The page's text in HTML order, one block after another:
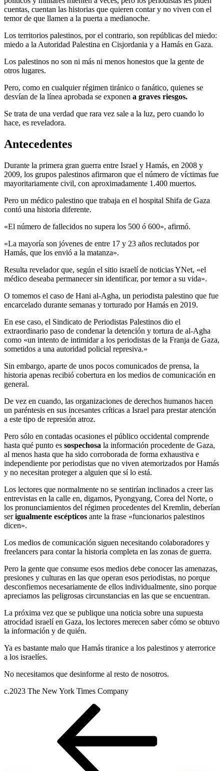
cuentas, cuentan las historias que quieren contar y no viven con el
temor de que llamen a la puerta a medianoche.
Los territorios palestinos, por el contrario, son repúblicas del miedo:
miedo a la Autoridad Palestina en Cisjordania y a Hamás en Gaza.
Los palestinos no son ni más ni menos honestos que la gente de
otros lugares.
Pero, como en cualquier régimen tiránico o fanático, quienes se
desvían de la línea aprobada se exponen a graves riesgos.
Se trata de una verdad que rara vez sale a la luz, pero cuando lo
hace, es reveladora.
Antecedentes
Durante la primera gran guerra entre Israel y Hamás, en 2008 y
2009, los grupos palestinos afirmaron que el número de víctimas fue
mayoritariamente civil, con aproximadamente 1.400 muertos.
Pero un médico palestino que trabaja en el hospital Shifa de Gaza
contó una historia diferente.
«El número de fallecidos no supera los 500 ó 600», afirmó.
«La mayoría son jóvenes de entre 17 y 23 años reclutados por
Hamás, que los envió a la matanza».
Resulta revelador que, según el sitio israelí de noticias YNet, «el
médico deseaba permanecer sin identificar, por temor a su vida».
O tomemos el caso de Hani al-Agha, un periodista palestino que fue
encarcelado durante semanas y torturado por Hamás en 2019.
En ese caso, el Sindicato de Periodistas Palestinos dio el
extraordinario paso de condenar la detención y tortura de al-Agha
como «un intento de intimidar a los periodistas de la Franja de Gaza,
sometidos a una autoridad policial represiva.»
Sin embargo, aparte de unos pocos comunicados de prensa, la
historia apenas recibió cobertura en los medios de comunicación en
general.
De vez en cuando, las organizaciones de derechos humanos hacen
un paréntesis en sus incesantes críticas a Israel para prestar atención
a este tipo de represión atroz.
Pero sólo en contadas ocasiones el público occidental comprende
hasta qué punto es sospechosa la información procedente de Gaza,
al menos hasta que ha sido corroborada de forma exhaustiva e
independiente por periodistas que no viven atemorizados por Hamás
y no necesitan proteger a alguien que sí lo está.
Los lectores que normalmente no se sentirían inclinados a creer las
entrevistas en la calle en, digamos, Pyongyang, Corea del Norte, o
los pronunciamientos del régimen procedentes del Kremlin, deberían
serigualmente escépticos ante la frase «funcionarios palestinos
dicen».
Los medios de comunicación siguen necesitando colaboradores y
freelancers para contar la historia completa en las zonas de guerra.
Pero la gente que consume esos medios debe conocer las amenazas,
presiones y culturas en las que operan esos periodistas, no porque
desconfiemos necesariamente de ellos individualmente, sino porque
apreciamos las peligrosas circunstancias en las que se encuentran.
La próxima vez que se publique una noticia sobre una supuesta
atrocidad israelí en Gaza, los lectores merecen saber cómo se obtuvo
la información y de quién.
Ya es bastante malo que Hamás tiranice a los palestinos y aterrorice
a los israelíes.
No necesitamos que desinforme al resto de nosotros.
c.2023 The New York Times Company